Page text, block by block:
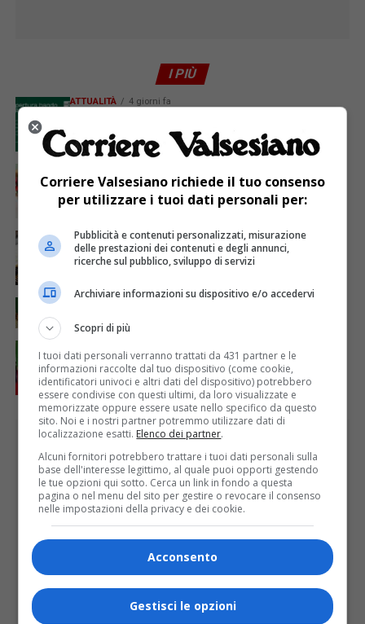
I PIÙ
ATTUALITÀ 4 giorni fa
valorizzazione del patrimonio rurale
A chi serve il post scuola?
ATTUALITÀ 4 giorni fa
Il jazz, il tango e l’organo Mascioni del 1907 per la
23ª edizione di “Musica a Rima”
Nidi comunali, dalla Regione 1,5 milioni di euro per
ampliare gli orari dei servizi a parità di tariffa
PUBBLICITÀ
Corriere Valsesiano richiede il tuo consenso
per utilizzare i tuoi dati personali per:
Pubblicità e contenuti personalizzati, misurazione
delle prestazioni dei contenuti e degli annunci,
ricerche sul pubblico, sviluppo di servizi
Archiviare informazioni su dispositivo e/o accedervi
Scopri di più
I tuoi dati personali verranno trattati da 431 partner e le
informazioni raccolte dal tuo dispositivo (come cookie,
identificatori univoci e altri dati del dispositivo) potrebbero
essere condivise con questi ultimi, da loro visualizzate e
memorizzate oppure essere usate nello specifico da questo
sito. Noi e i nostri partner potremmo utilizzare dati di
localizzazione esatti. Elenco dei partner.
Alcuni fornitori potrebbero trattare i tuoi dati personali sulla
base dell'interesse legittimo, al quale puoi opporti gestendo
le tue opzioni qui sotto. Cerca un link in fondo a questa
pagina o nel menu del sito per gestire o revocare il consenso
nelle impostazioni della privacy e dei cookie.
Acconsento
Gestisci le opzioni